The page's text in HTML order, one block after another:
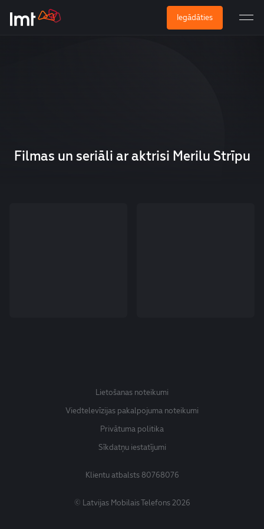
Iegādāties
Filmas un seriāli ar aktrisi Merilu Strīpu
Lietošanas noteikumi
Viedtelevīzijas pakalpojuma noteikumi
Privātuma politika
Sīkdatņu iestatījumi
Klientu atbalsts80768076
© Latvijas Mobilais Telefons 2026